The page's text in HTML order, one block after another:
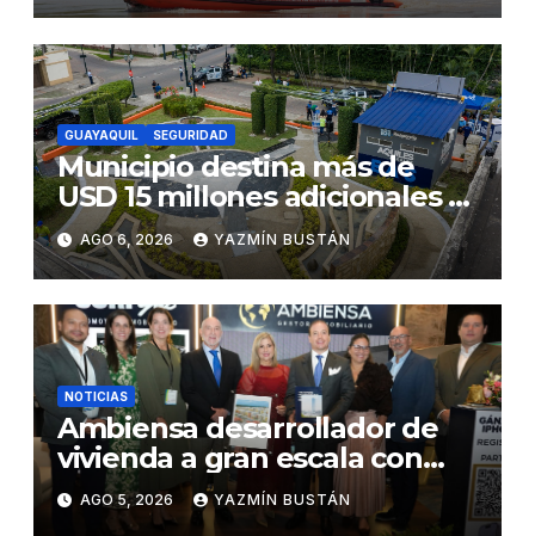
en desmontaje del puente
Gonzalo Icaza Cornejo, en
Daule
GUAYAQUIL SEGURIDAD
Municipio destina más de
USD 15 millones adicionales a
SEGURA EP para fortalecer la
seguridad ciudadana
AGO 6, 2026 YAZMÍN BUSTÁN
NOTICIAS
Ambiensa desarrollador de
vivienda a gran escala con
estándares internacionales
de sostenibilidad
AGO 5, 2026 YAZMÍN BUSTÁN